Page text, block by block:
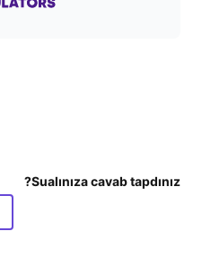
Sualınıza cavab tapdınız?